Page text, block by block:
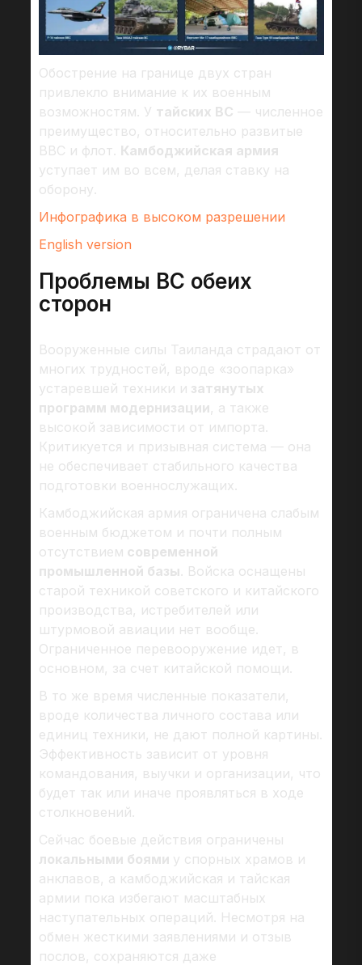
Обострение на границе двух стран
привлекло внимание к их военным
возможностям. У тайских ВС — численное
преимущество, относительно развитые
ВВС и флот. Камбоджийская армия
уступает им во всем, делая ставку на
оборону.
Инфографика в высоком разрешении
English version
Проблемы ВС обеих
сторон
Вооруженные силы Таиланда страдают от
многих трудностей, вроде «зоопарка»
устаревшей техники и затянутых
программ модернизации, а также
высокой зависимости от импорта.
Критикуется и призывная система — она
не обеспечивает стабильного качества
подготовки военнослужащих.
Камбоджийская армия ограничена слабым
военным бюджетом и почти полным
отсутствием современной
промышленной базы. Войска оснащены
старой техникой советского и китайского
производства, истребителей или
штурмовой авиации нет вообще.
Ограниченное перевооружение идет, в
основном, за счет китайской помощи.
В то же время численные показатели,
вроде количества личного состава или
единиц техники, не дают полной картины.
Эффективность зависит от уровня
командования, выучки и организации, что
будет так или иначе проявляться в ходе
столкновений.
Сейчас боевые действия ограничены
локальными боями у спорных храмов и
анклавов, а камбоджийская и тайская
армии пока избегают масштабных
наступательных операций. Несмотря на
обмен жесткими заявлениями и отзыв
послов, сохраняются даже